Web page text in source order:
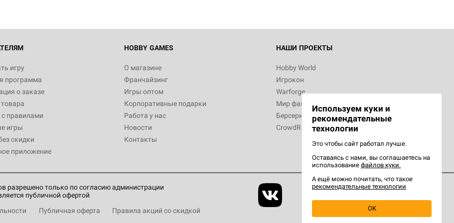
игру
программа
о заказе
правилами
игры
скидки
приложение
HOBBY GAMES
О магазине
Франчайзинг
Игры оптом
Корпоративные подарки
Работа у нас
Новости
Контакты
НАШИ ПРОЕКТЫ
Hobby World
Игрокон
Warforge
Мир фантастики
Берсерк
CrowdRepublic
разрешено только по согласию администрации
публичной офертой
Публичная оферта Правила акций со скидкой
Используем куки и
рекомендательные
технологии
Это чтобы сайт работал лучше.
Оставаясь с нами, вы соглашаетесь на
использование файлов куки.
А ещё можно почитать, что такое
рекомендательные технологии
OK